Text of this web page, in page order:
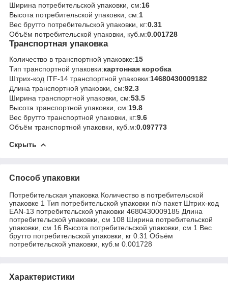
Ширина потребительской упаковки, см:16
Высота потребительской упаковки, см:1
Вес брутто потребительской упаковки, кг:0.31
Объём потребительской упаковки, куб.м:0.001728
Транспортная упаковка
Количество в транспортной упаковке:15
Тип транспортной упаковки:картонная коробка
Штрих-код ITF-14 транспортной упаковки:14680430009182
Длина транспортной упаковки, см:92.3
Ширина транспортной упаковки, см:53.5
Высота транспортной упаковки, см:19.8
Вес брутто транспортной упаковки, кг:9.6
Объём транспортной упаковки, куб.м:0.097773
Скрыть
Способ упаковки
Потребительская упаковка Количество в потребительской
упаковке 1 Тип потребительской упаковки п/э пакет Штрих-код
EAN-13 потребительской упаковки 4680430009185 Длина
потребительской упаковки, см 108 Ширина потребительской
упаковки, см 16 Высота потребительской упаковки, см 1 Вес
брутто потребительской упаковки, кг 0.31 Объём
потребительской упаковки, куб.м 0.001728
Характеристики